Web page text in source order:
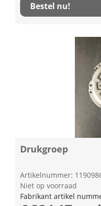
Bestel nu!
Drukgroep
Artikelnummer:
Niet op voorraad
Fabrikant artikel